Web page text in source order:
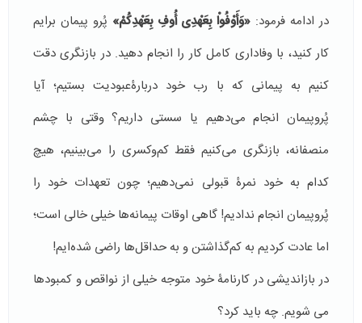
در ادامه فرمود: «وَأَوْفُواْ بِعَهْدِی أُوفِ بِعَهْدِكُمْ» پُرو پیمان برایم
کار کنید، با وفاداری کامل کار را انجام دهید. در بازنگری دقت
کنیم به پیمانی که با رب خود دربارۀعبودیت بستیم؛ آیا
پُروپیمان انجام می‌دهیم یا سستی داریم؟ وقتی با چشم
منصفانه، بازنگری می‌کنیم فقط کم‌وکسری را می‌بینیم، هیچ
کدام به خود نمرۀ قبولی نمی‌دهیم؛ چون تعهدات خود را
پُروپیمان انجام ندادیم! گاهی اوقات پیمانه‌ها خیلی خالی است؛
اما عادت کردیم به کم‌گذاشتن و به حداقل‌ها راضی شده‌ایم!
در بازاندیشی در کارنامۀ خود متوجه خیلی از نواقص و کمبودها
می شویم. چه باید کرد؟